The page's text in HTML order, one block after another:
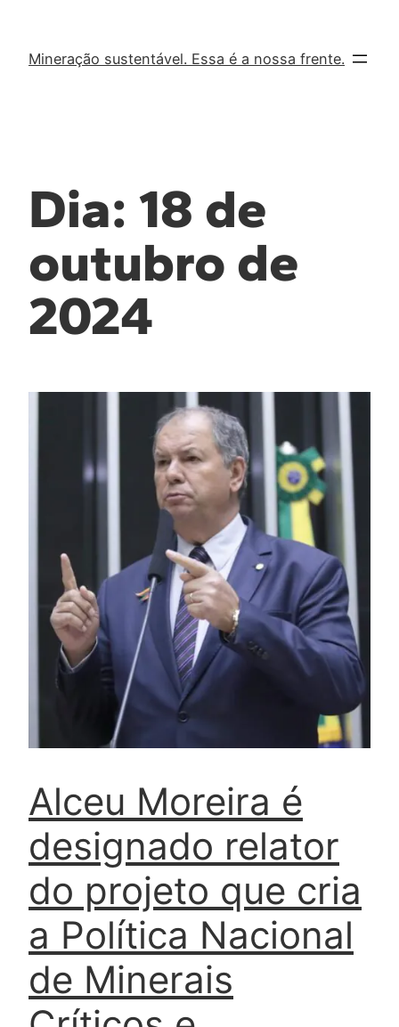
Mineração sustentável. Essa é a nossa frente.
Dia: 18 de
outubro de
2024
Alceu Moreira é
designado relator
do projeto que cria
a Política Nacional
de Minerais